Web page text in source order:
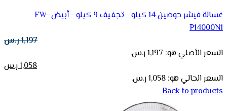
غسالة فيشر حوضين 14 كيلو - تجفيف 9 كيلو - أبيض FW-
P14000N1
1,197ر.س
السعر الأصلي هو: 1,197 ر.س.
1,058ر.س
السعر الحالي هو: 1,058 ر.س.
Back to products